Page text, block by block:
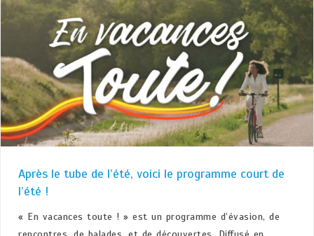
Après le tube de l’été, voici le programme court de
l’été !
« En vacances toute ! » est un programme d’évasion, de